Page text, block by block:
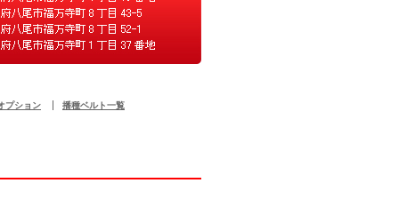
プション 播種ベルト一覧